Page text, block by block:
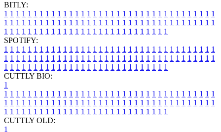
BITLY:
1 1 1 1 1 1 1 1 1 1 1 1 1 1 1 1 1 1 1 1 1 1 1 1 1 1 1 1 1 1 1 1 1 1 1 1
1 1 1 1 1 1 1 1 1 1 1 1 1 1 1 1 1 1 1 1 1 1 1 1 1 1 1 1 1 1 1 1 1 1 1 1
1 1 1 1 1 1 1 1 1 1 1 1 1 1 1 1 1 1 1 1 1 1 1 1 1 1 1 1
SPOTIFY:
1 1 1 1 1 1 1 1 1 1 1 1 1 1 1 1 1 1 1 1 1 1 1 1 1 1 1 1 1 1 1 1 1 1 1 1
1 1 1 1 1 1 1 1 1 1 1 1 1 1 1 1 1 1 1 1 1 1 1 1 1 1 1 1 1 1 1 1 1 1 1 1
1 1 1 1 1 1 1 1 1 1 1 1 1 1 1 1 1 1 1 1 1 1 1 1 1 1 1 1
CUTTLY BIO:
1
1 1 1 1 1 1 1 1 1 1 1 1 1 1 1 1 1 1 1 1 1 1 1 1 1 1 1 1 1 1 1 1 1 1 1 1
1 1 1 1 1 1 1 1 1 1 1 1 1 1 1 1 1 1 1 1 1 1 1 1 1 1 1 1 1 1 1 1 1 1 1 1
1 1 1 1 1 1 1 1 1 1 1 1 1 1 1 1 1 1 1 1 1 1 1 1 1 1 1 1
CUTTLY OLD:
1